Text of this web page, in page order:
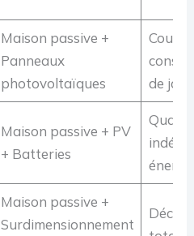
Maison passive +
Panneaux
photovoltaïques
de jour
Maison passive + PV
+ Batteries
Quasi-
Maison passive +
Surdimensionnement